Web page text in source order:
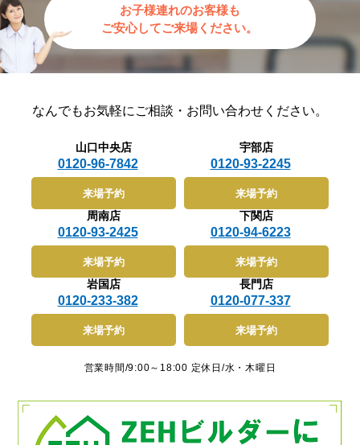
お子様連れのお客様も
ご安心してご来場ください。
なんでもお気軽に ご相談・お問い合わせください。
山口中央店
0120-96-7842
来場予約
宇部店
0120-93-2245
来場予約
周南店
0120-93-2425
来場予約
下関店
0120-94-6223
来場予約
岩国店
0120-233-382
来場予約
長門店
0120-077-337
来場予約
営業時間/9:00～18:00 定休日/水・木曜日